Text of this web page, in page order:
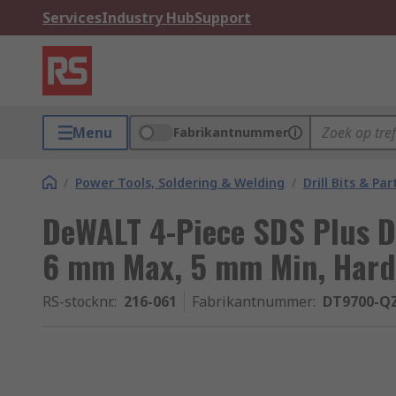
ServicesIndustry HubSupport
Menu Fabrikantnummer
/ Power Tools, Soldering & Welding / Drill Bits &
DeWALT 4-Piece SDS
6 mm Max, 5 mm Min,
RS-stocknr.: 216-061 Fabrikantnummer: DT9700-